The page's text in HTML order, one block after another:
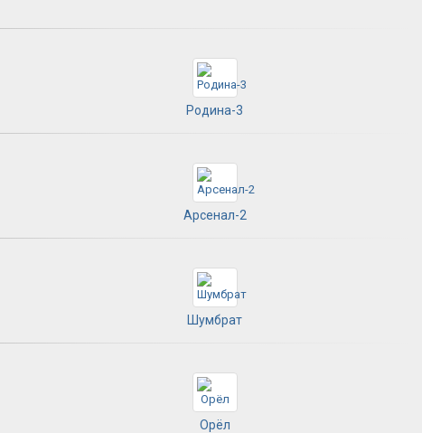
Родина-3
Арсенал-2
Шумбрат
Орёл